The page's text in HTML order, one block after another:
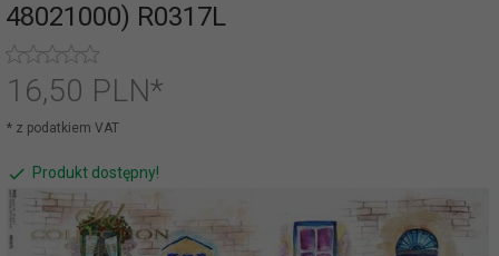
48021000) R0317L
16,50 PLN*
* z podatkiem VAT
Produkt dostępny!